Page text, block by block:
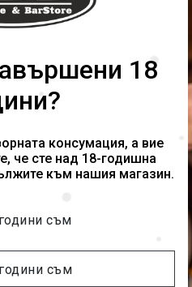
18
консумация, а вие
че сте над 18-годишна
към нашия магазин.
съм
съм
Liqueur 0.7l
/ 28.99лв.
в количка